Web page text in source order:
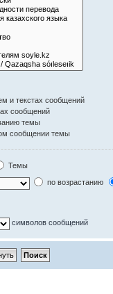
и текстах сообщений
сообщений
темы
сообщении темы
Темы
по возрастанию
символов сообщений